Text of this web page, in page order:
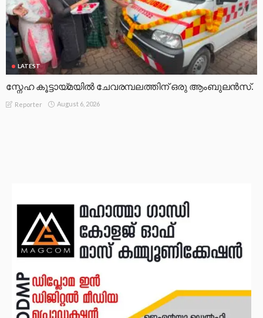
LATEST
സ്നേഹ കൂട്ടായ്മയിൽ ചേവരമ്പലത്തിന് ഒരു ആംബുലൻസ്.
Reporter August 6, 2026